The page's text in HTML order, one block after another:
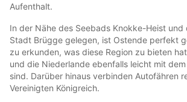
Aufenthalt.
In der Nähe des Seebads Knokke-Heist und
Stadt Brügge gelegen, ist Ostende perfekt
zu erkunden, was diese Region zu bieten
und die Niederlande ebenfalls leicht mit
sind. Darüber hinaus verbinden Autofähren
Vereinigten Königreich.